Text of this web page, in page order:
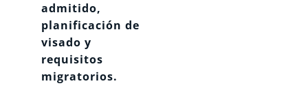
admitido,
planificación de
visado y
requisitos
migratorios.